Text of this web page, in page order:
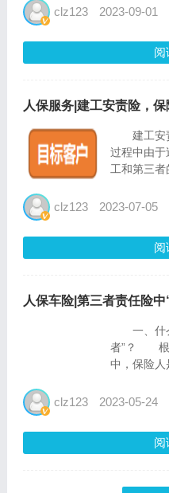
者；除保险
损害的，
clz123 2023-09-01
阅
人保服务|建工安责险，
建工安责
过程中由于
工和第三者
任保险。
金、医疗
clz123 2023-07-05
阅
人保车险|第三者责任险
一、什么
者”？ 根
中，保险人
者；除保险
损害的，
clz123 2023-05-24
阅